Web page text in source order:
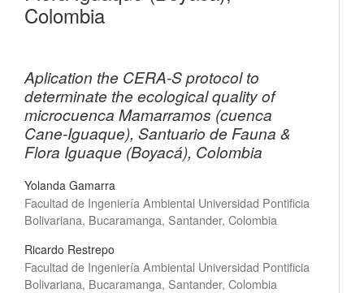
Colombia
Aplication the CERA-S protocol to
determinate the ecological quality of
microcuenca Mamarramos (cuenca
Cane-Iguaque), Santuario de Fauna &
Flora Iguaque (Boyacá), Colombia
Yolanda Gamarra
Facultad de Ingeniería Ambiental Universidad Pontificia
Bolivariana, Bucaramanga, Santander, Colombia
Ricardo Restrepo
Facultad de Ingeniería Ambiental Universidad Pontificia
Bolivariana, Bucaramanga, Santander, Colombia